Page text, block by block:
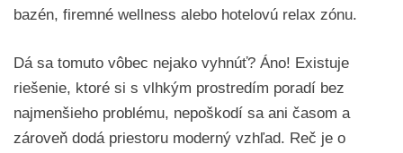
bazén, firemné wellness alebo hotelovú relax zónu.
Dá sa tomuto vôbec nejako vyhnúť? Áno! Existuje
riešenie, ktoré si s vlhkým prostredím poradí bez
najmenšieho problému, nepoškodí sa ani časom a
zároveň dodá priestoru moderný vzhľad. Reč je o